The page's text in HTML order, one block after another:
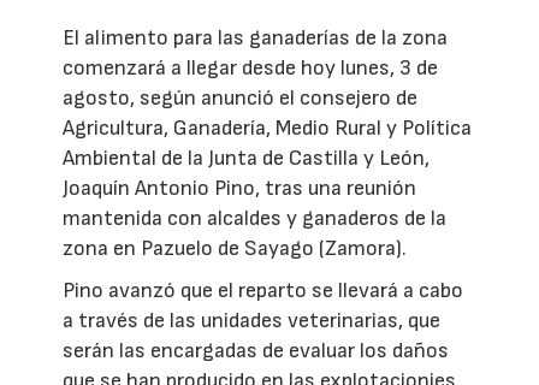
El alimento para las ganaderías de la zona
comenzará a llegar desde hoy lunes, 3 de
agosto, según anunció el consejero de
Agricultura, Ganadería, Medio Rural y Política
Ambiental de la Junta de Castilla y León,
Joaquín Antonio Pino, tras una reunión
mantenida con alcaldes y ganaderos de la
zona en Pazuelo de Sayago (Zamora).
Pino avanzó que el reparto se llevará a cabo
a través de las unidades veterinarias, que
serán las encargadas de evaluar los daños